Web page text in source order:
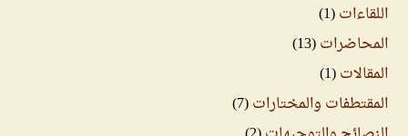
اللقاءات(1)
المحاضرات(13)
المقالات(1)
المقتطفات والمختارات(7)